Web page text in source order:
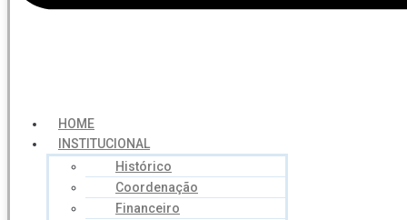
HOME
INSTITUCIONAL
Histórico
Coordenação
Financeiro